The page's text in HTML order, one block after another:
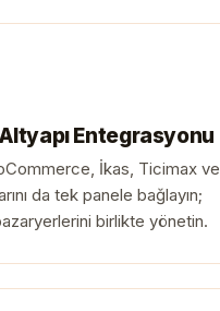
Entegrasyonu
İkas, Ticimax ve
da tek panele bağlayın;
birlikte yönetin.